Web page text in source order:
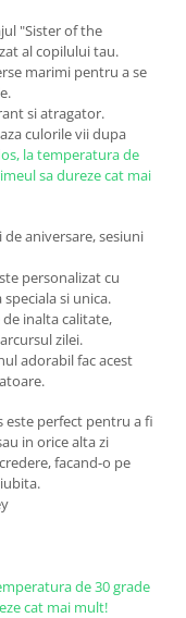
"Sister of the
al copilului tau.
marimi pentru a se
si atragator.
culorile vii dupa
la temperatura de
sa dureze cat mai
aniversare, sesiuni
personalizat cu
si unica.
inalta calitate,
zilei.
adorabil fac acest
este perfect pentru a fi
in orice alta zi
facand-o pe
de 30 grade
cat mai mult!